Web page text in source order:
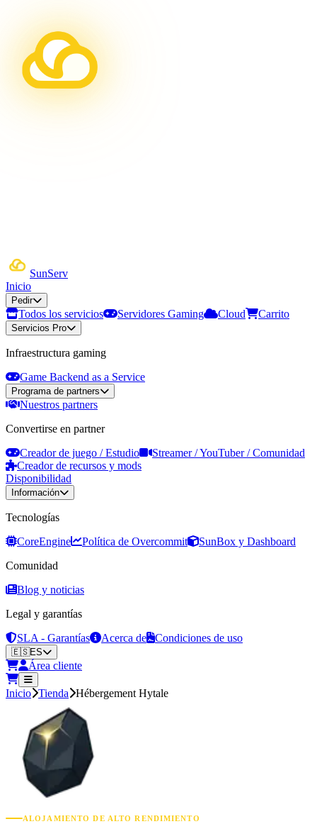
SunServ
Inicio
Pedir
Todos los servicios Servidores Gaming Cloud Carrito
Servicios Pro
Infraestructura gaming
Game Backend as a Service
Programa de partners
Nuestros partners
Convertirse en partner
Creador de juego / Estudio
Streamer / YouTuber / Comunidad
Creador de recursos y mods
Disponibilidad
Información
Tecnologías
CoreEngine
Política de Overcommit
SunBox y Dashboard
Comunidad
Blog y noticias
Legal y garantías
SLA - Garantías
Acerca de Condiciones de uso
🇪🇸ES
Área cliente
Inicio Tienda Hébergement Hytale
ALOJAMIENTO DE ALTO RENDIMIENTO